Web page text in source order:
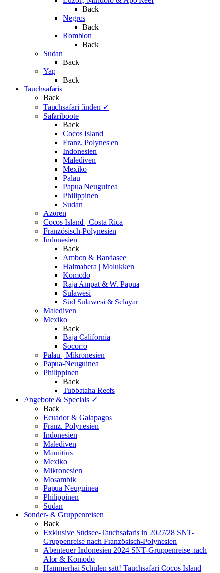
Back
Negros
Back
Romblon
Back
Sudan
Back
Yap
Back
Tauchsafaris
Back
Tauchsafari finden ✓
Safariboote
Back
Cocos Island
Franz. Polynesien
Indonesien
Malediven
Mexiko
Palau
Papua Neuguinea
Philippinen
Sudan
Azoren
Cocos Island | Costa Rica
Französisch-Polynesien
Indonesien
Back
Ambon & Bandasee
Halmahera | Molukken
Komodo
Raja Ampat & W. Papua
Sulawesi
Süd Sulawesi & Selayar
Malediven
Mexiko
Back
Baja California
Socorro
Palau | Mikronesien
Papua-Neuguinea
Philippinen
Back
Tubbataha Reefs
Angebote & Specials ✓
Back
Ecuador & Galapagos
Franz. Polynesien
Indonesien
Malediven
Mauritius
Mexiko
Mikronesien
Mosambik
Papua Neuguinea
Philippinen
Sudan
Sonder- & Gruppenreisen
Back
Exklusive Südsee-Tauchsafaris in 2027/28 SNT-
Gruppenreise nach Französisch-Polynesien
Abenteuer Indonesien 2024 SNT-Gruppenreise nach
Alor & Komodo
Hammerhai Schulen satt! Tauchsafari Cocos Island